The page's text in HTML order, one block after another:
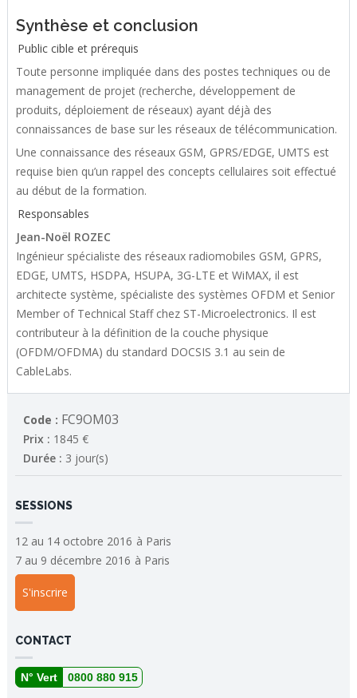
Synthèse et conclusion
Public cible et prérequis
Toute personne impliquée dans des postes techniques ou de
management de projet (recherche, développement de
produits, déploiement de réseaux) ayant déjà des
connaissances de base sur les réseaux de télécommunication.
Une connaissance des réseaux GSM, GPRS/EDGE, UMTS est
requise bien qu’un rappel des concepts cellulaires soit effectué
au début de la formation.
Responsables
Jean-Noël ROZEC
Ingénieur spécialiste des réseaux radiomobiles GSM, GPRS,
EDGE, UMTS, HSDPA, HSUPA, 3G-LTE et WiMAX, il est
architecte système, spécialiste des systèmes OFDM et Senior
Member of Technical Staff chez ST-Microelectronics. Il est
contributeur à la définition de la couche physique
(OFDM/OFDMA) du standard DOCSIS 3.1 au sein de
CableLabs.
Code : FC9OM03
Prix : 1845 €
Durée : 3 jour(s)
SESSIONS
12 au 14 octobre 2016 à Paris
7 au 9 décembre 2016 à Paris
S'inscrire
CONTACT
N° Vert 0800 880 915